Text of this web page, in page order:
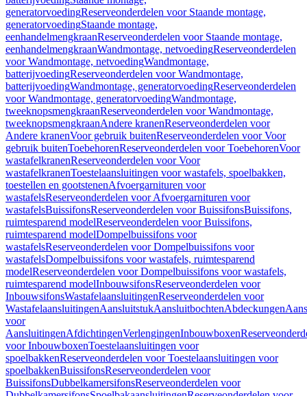
generatorvoedingReserveonderdelen voor Staande montage,
generatorvoedingStaande montage,
eenhandelmengkraanReserveonderdelen voor Staande montage,
eenhandelmengkraanWandmontage, netvoedingReserveonderdelen
voor Wandmontage, netvoedingWandmontage,
batterijvoedingReserveonderdelen voor Wandmontage,
batterijvoedingWandmontage, generatorvoedingReserveonderdelen
voor Wandmontage, generatorvoedingWandmontage,
tweeknopsmengkraanReserveonderdelen voor Wandmontage,
tweeknopsmengkraanAndere kranenReserveonderdelen voor
Andere kranenVoor gebruik buitenReserveonderdelen voor Voor
gebruik buitenToebehorenReserveonderdelen voor ToebehorenVoor
wastafelkranenReserveonderdelen voor Voor
wastafelkranenToestelaansluitingen voor wastafels, spoelbakken,
toestellen en gootstenenAfvoergarnituren voor
wastafelsReserveonderdelen voor Afvoergarnituren voor
wastafelsBuissifonsReserveonderdelen voor BuissifonsBuissifons,
ruimtesparend modelReserveonderdelen voor Buissifons,
ruimtesparend modelDompelbuissifons voor
wastafelsReserveonderdelen voor Dompelbuissifons voor
wastafelsDompelbuissifons voor wastafels, ruimtesparend
modelReserveonderdelen voor Dompelbuissifons voor wastafels,
ruimtesparend modelInbouwsifonsReserveonderdelen voor
InbouwsifonsWastafelaansluitingenReserveonderdelen voor
WastafelaansluitingenAansluitstukAansluitbochtenAbdeckungen
voor
AansluitingenAfdichtingenVerlengingenInbouwboxen
voor InbouwboxenToestelaansluitingen voor
spoelbakkenReserveonderdelen voor Toestelaansluitingen voor
spoelbakkenBuissifonsReserveonderdelen voor
BuissifonsDubbelkamersifonsReserveonderdelen voor